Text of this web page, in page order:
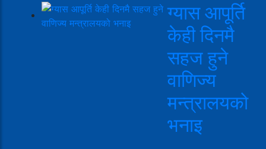
ग्यास आपूर्ति
केही दिनमै
सहज हुने
वाणिज्य
मन्त्रालयको
भनाइ